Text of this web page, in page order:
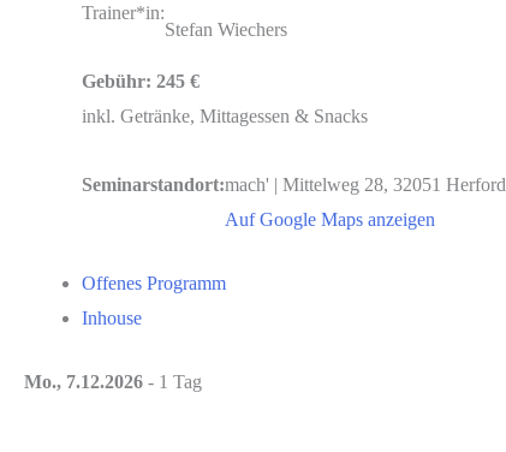
Trainer*in:
Stefan Wiechers
Gebühr: 245 €
inkl. Getränke, Mittagessen & Snacks
Seminarstandort:mach' | Mittelweg 28, 32051 Herford
Auf Google Maps anzeigen
Offenes Programm
Inhouse
Mo., 7.12.2026 - 1 Tag